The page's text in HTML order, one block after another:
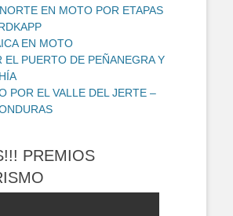
EN MOTO POR ETAPAS
EN MOTO
EL PUERTO DE PEÑANEGRA Y
POR EL VALLE DEL JERTE –
PREMIOS